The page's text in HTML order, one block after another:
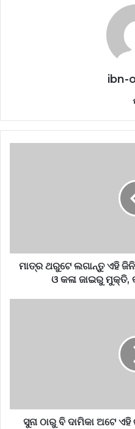
ibn-
ମାତ୍ର ଥରୁଟେ ଲଗାନ୍ତୁ ଏହି
ଓ କଳା ଜାଇରୁ ମୁକ୍ତି,
ସୁନା ଠାରୁ ବି ଦାମିକା ଅଟେ